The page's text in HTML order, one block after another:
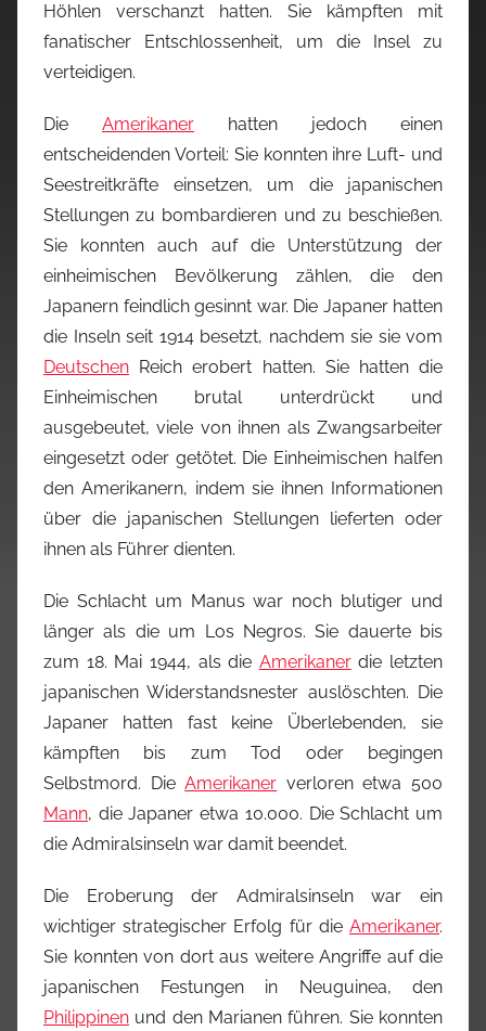
Höhlen verschanzt hatten. Sie kämpften mit
fanatischer Entschlossenheit, um die Insel zu
verteidigen.
Die Amerikaner hatten jedoch einen
entscheidenden Vorteil: Sie konnten ihre Luft- und
Seestreitkräfte einsetzen, um die japanischen
Stellungen zu bombardieren und zu beschießen.
Sie konnten auch auf die Unterstützung der
einheimischen Bevölkerung zählen, die den
Japanern feindlich gesinnt war. Die Japaner hatten
die Inseln seit 1914 besetzt, nachdem sie sie vom
Deutschen Reich erobert hatten. Sie hatten die
Einheimischen brutal unterdrückt und
ausgebeutet, viele von ihnen als Zwangsarbeiter
eingesetzt oder getötet. Die Einheimischen halfen
den Amerikanern, indem sie ihnen Informationen
über die japanischen Stellungen lieferten oder
ihnen als Führer dienten.
Die Schlacht um Manus war noch blutiger und
länger als die um Los Negros. Sie dauerte bis
zum 18. Mai 1944, als die Amerikanerdie letzten
japanischen Widerstandsnester auslöschten. Die
Japaner hatten fast keine Überlebenden, sie
kämpften bis zum Tod oder begingen
Selbstmord. DieAmerikaner verloren etwa 500
Mann, die Japaner etwa 10.000. Die Schlacht um
die Admiralsinseln war damit beendet.
Die Eroberung der Admiralsinseln war ein
wichtiger strategischer Erfolg für die Amerikaner.
Sie konnten von dort aus weitere Angriffe auf die
japanischen Festungen in Neuguinea, den
Philippinen und den Marianen führen. Sie konnten